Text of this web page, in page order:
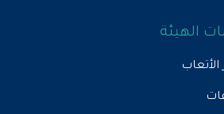
الهيئة